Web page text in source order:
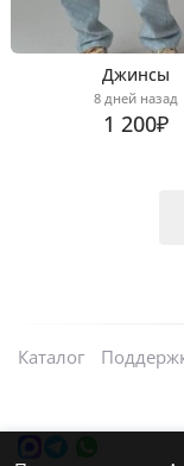
Джинсы
8 дней назад
1 200₽
Каталог